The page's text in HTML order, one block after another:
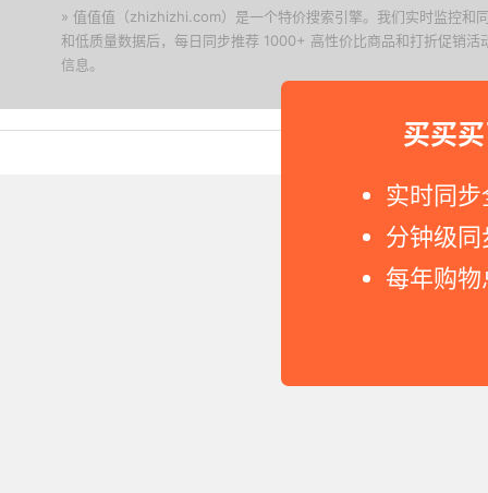
买买
实时同
分钟级
每年购
» 值值值（zhizhizhi.com）是一个特价搜索引擎。我们实时监控和
和低质量数据后，每日同步推荐 1000+ 高性价比商品和打折促销
信息。
Copyright © 2011-2026 网购